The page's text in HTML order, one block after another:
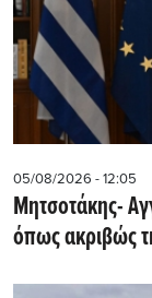
05/08/2026 - 12:05
Μητσοτάκης-
όπως ακριβώς